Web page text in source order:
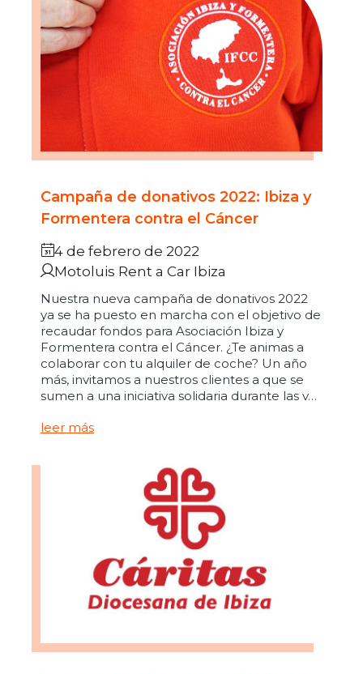
Campaña de donativos 2022: Ibiza y
Formentera contra el Cáncer
4 de febrero de 2022
Motoluis Rent a Car Ibiza
Nuestra nueva campaña de donativos 2022
ya se ha puesto en marcha con el objetivo de
recaudar fondos para Asociación Ibiza y
Formentera contra el Cáncer. ¿Te animas a
colaborar con tu alquiler de coche? Un año
más, invitamos a nuestros clientes a que se
sumen a una iniciativa solidaria durante las v…
leer más